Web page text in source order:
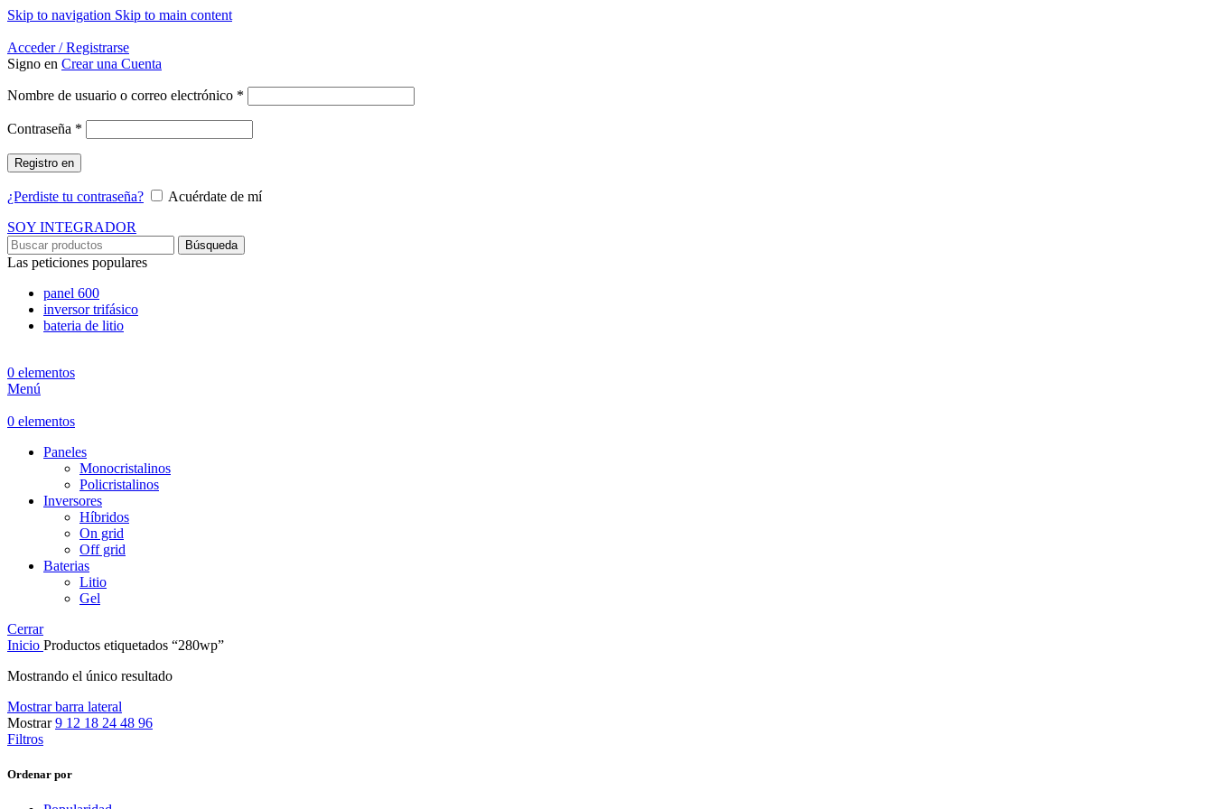
Skip to navigation Skip to main content
Acceder / Registrarse
Signo en Crear una Cuenta
Nombre de usuario o correo electrónico *
Contraseña *
Registro en
¿Perdiste tu contraseña?
Acuérdate de mí
SOY INTEGRADOR
Búsqueda
Las peticiones populares
panel 600
inversor trifásico
bateria de litio
0 elementos
Menú
0 elementos
Paneles
Monocristalinos
Policristalinos
Inversores
Híbridos
On grid
Off grid
Baterias
Litio
Gel
Cerrar
Inicio Productos etiquetados “280wp”
Mostrando el único resultado
Mostrar barra lateral
Mostrar9 12 18 24 48 96
Filtros
Ordenar por